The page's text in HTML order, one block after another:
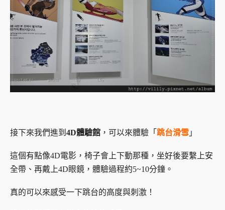
接下來我們進到 4D體驗館 ，可以來體驗「 跳台滑雪 」
這個有點像4D電影，椅子會上下動那種，坐好後要繫上安
全帶、再戴上4D眼鏡，體驗過程約5~10分鐘。
真的可以來感受一下跳台的高度與刺激！